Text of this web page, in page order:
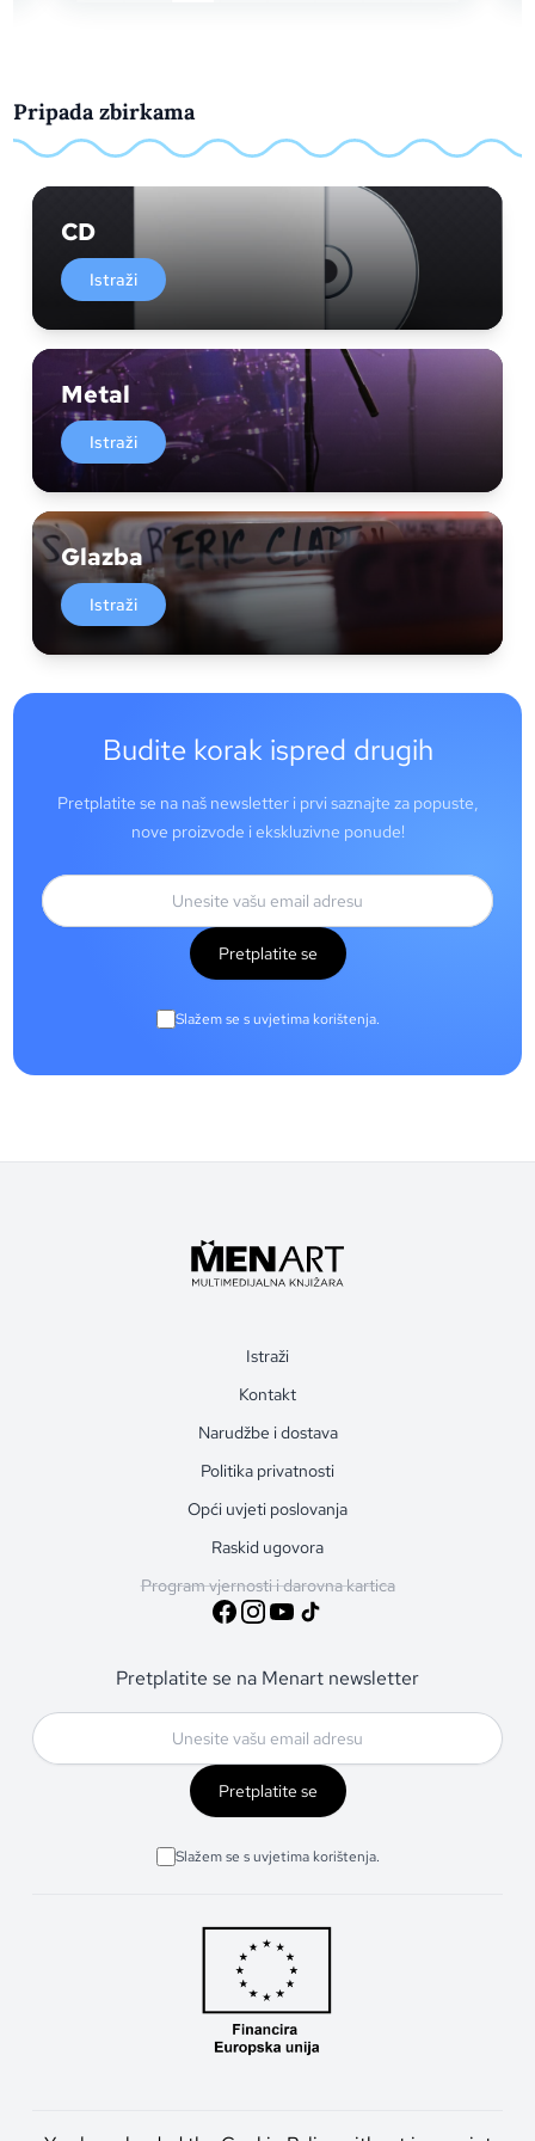
Pripada zbirkama
CD
Istraži
Metal
Istraži
Glazba
Istraži
Budite korak ispred drugih
Pretplatite se na naš newsletter i prvi saznajte za popuste,
nove proizvode i ekskluzivne ponude!
Pretplatite se
Slažem se s uvjetima korištenja.
Istraži
Kontakt
Narudžbe i dostava
Politika privatnosti
Opći uvjeti poslovanja
Raskid ugovora
Program vjernosti i darovna kartica
Pretplatite se na Menart newsletter
Pretplatite se
Slažem se s uvjetima korištenja.